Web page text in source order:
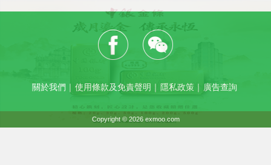
關於我們 ｜ 使用條款及免責聲明 ｜ 隱私政策 ｜ 廣告查詢
Copyright © 2026 exmoo.com